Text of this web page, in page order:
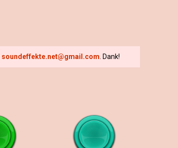
soundeffekte.net@gmail.com . Dank!